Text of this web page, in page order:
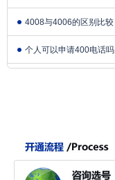
4008与4006的区别比较
个人可以申请400电话吗